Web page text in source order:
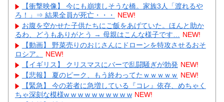
【衝撃映像】 今にも崩壊しそうな橋。家族3人「渡れるや
ろ！」⇒ 結果全員が死亡・・・
NEW!
お腹を空かせた子供たちにご飯をあげていた。ほんと助か
るわ、どうもありがとう → 母親はこんな様子です…
NEW!
【動画】 野菜売りのおじさんにドローンを特攻させるおそ
ロシア。
NEW!
【イギリス】 クリスマスにバーで乱闘騒ぎが勃発 NEW!
【悲報】 夏のピーク、もう終わってたｗｗｗｗｗ NEW!
【緊急】 今の若者に急増している『コレ』依存、めちゃく
ちゃ深刻な模様w w w w w w w w w w NEW!